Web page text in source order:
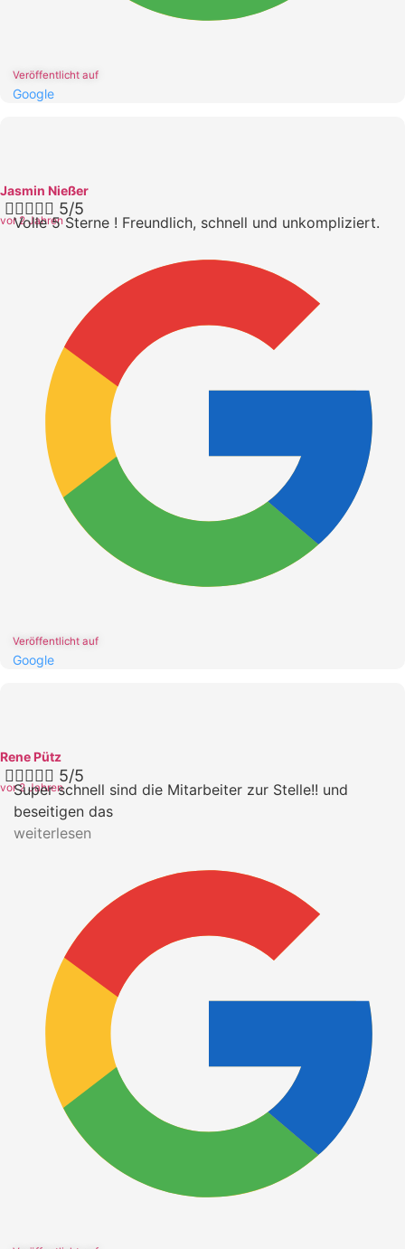
Veröffentlicht auf
Google
Jasmin Nießer
vor 2 Jahren
 5/5
Volle 5 Sterne ! Freundlich, schnell und unkompliziert.
Veröffentlicht auf
Google
Rene Pütz
vor 2 Jahren
 5/5
Super schnell sind die Mitarbeiter zur Stelle!! und
beseitigen das
weiterlesen